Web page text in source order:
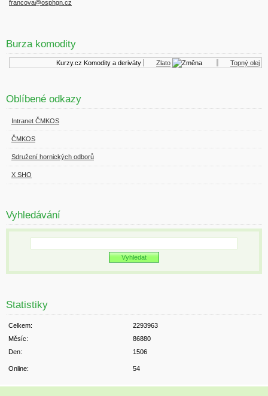
francova@osphgn.cz
Burza komodity
Kurzy.cz Komodity a deriváty Zlato Topný olej
Oblíbené odkazy
Intranet ČMKOS
ČMKOS
Sdružení hornických odborů
X SHO
Vyhledávání
Statistiky
Online: 54
Celkem:
2293963
Měsíc:
86880
Den:
1506